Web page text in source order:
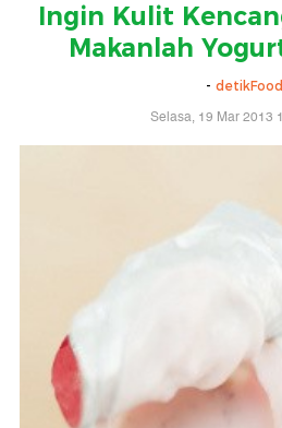
Ingin Kulit
Makanlah
- detikFood
Selasa, 19 Mar 2013